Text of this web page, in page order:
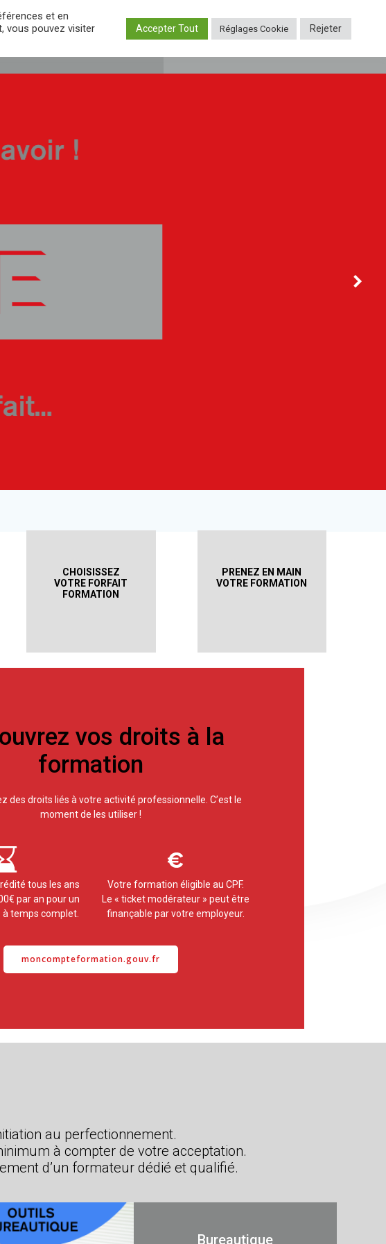
CHOISISSEZ
VOTRE FORFAIT
FORMATION
PRENEZ EN MAIN
VOTRE FORMATION
vos droits à la
formation
des droits liés à votre activité professionnelle. C’est le
moment de les utiliser !
tous les ans
par an pour un
temps complet.
Votre formation éligible au CPF.
Le « ticket modérateur » peut être
finançable par votre employeur.
moncompteformation.gouv.fr
au perfectionnement.
à compter de votre acceptation.
d’un formateur dédié et qualifié.
Bureautique
et en
vous pouvez visiter
Accepter Tout Réglages Cookie Rejeter